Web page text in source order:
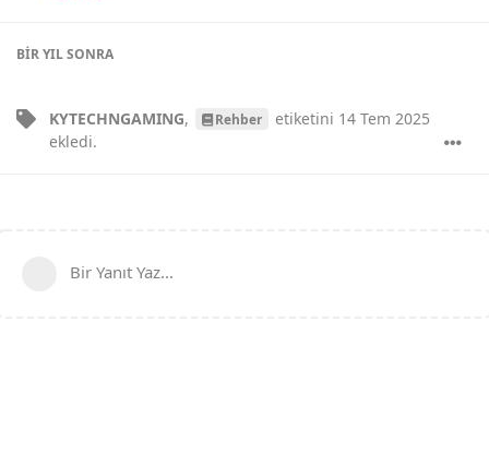
BIR YILSONRA
KYTECHNGAMING, Rehber etiketini 14 Tem 2025
ekledi.
Bir Yanıt Yaz...